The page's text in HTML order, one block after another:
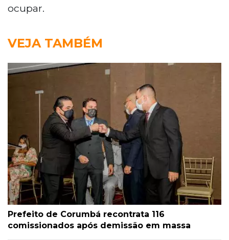
ocupar.
VEJA TAMBÉM
Prefeito de Corumbá recontrata 116
comissionados após demissão em massa